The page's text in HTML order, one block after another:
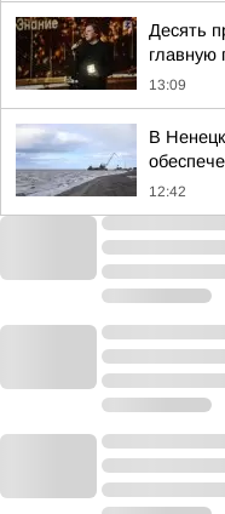
Десять
главную
13:09
В
12:42